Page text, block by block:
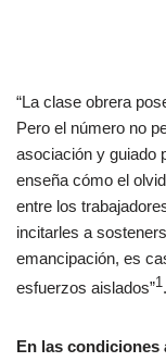
“La clase obrera
Pero el número no
asociación y guiado
enseña cómo el
entre los
incitarles a
emancipación, es
esfuerzos aislados”1.
En las condiciones